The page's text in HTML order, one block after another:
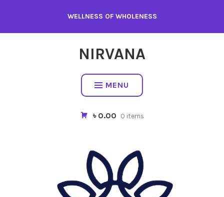
content
WELLNESS OF WHOLENESS
NIRVANA
MENU
৳ 0.00 0 items